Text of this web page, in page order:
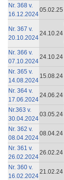
Nr. 368 v.
16.12.2024
05.02.25
Nr. 367 v.
20.10.2024
24.10.24
Nr. 366 v.
07.10.2024
24.10.24
Nr. 365 v.
14.08.2024
15.08.24
Nr. 364 v.
17.06.2024
24.06.24
Nr.363 v.
30.04.2024
03.05.24
Nr. 362 v.
08.04.2024
08.04.24
Nr. 361 v.
26.02.2024
26.02.24
Nr. 360 v.
16.02.2024
21.02.24